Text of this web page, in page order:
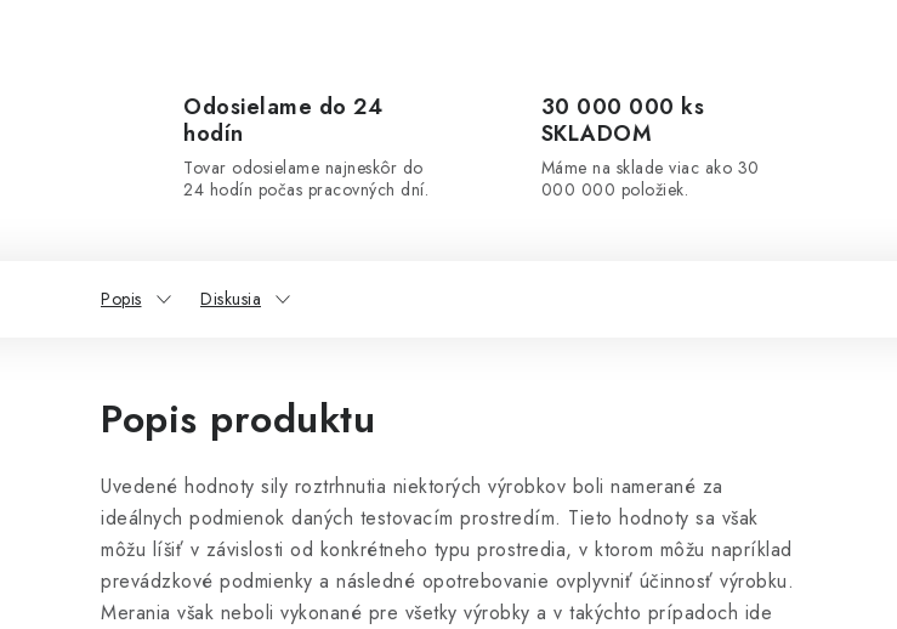
Odosielame do 24
hodín
Tovar odosielame najneskôr do
24 hodín počas pracovných dní.
30 000 000 ks
SKLADOM
Máme na sklade viac ako 30
000 000 položiek.
Popis Diskusia
Popis produktu
Uvedené hodnoty sily roztrhnutia niektorých výrobkov boli namerané za
ideálnych podmienok daných testovacím prostredím. Tieto hodnoty sa však
môžu líšiť v závislosti od konkrétneho typu prostredia, v ktorom môžu napríklad
prevádzkové podmienky a následné opotrebovanie ovplyvniť účinnosť výrobku.
Merania však neboli vykonané pre všetky výrobky a v takýchto prípadoch ide